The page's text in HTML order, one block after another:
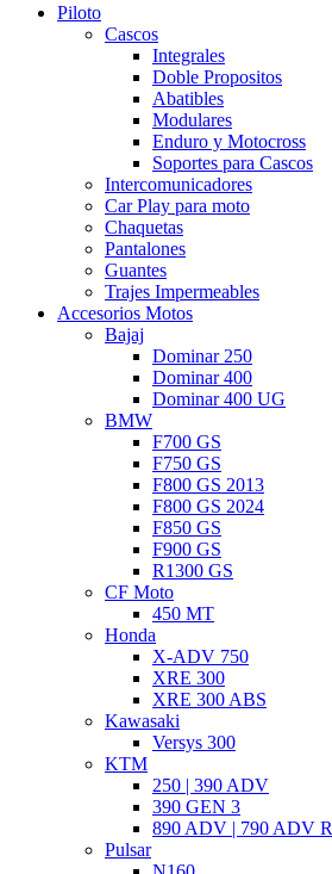
Piloto
Cascos
Integrales
Doble Propositos
Abatibles
Modulares
Enduro y Motocross
Soportes para Cascos
Intercomunicadores
Car Play para moto
Chaquetas
Pantalones
Guantes
Trajes Impermeables
Accesorios Motos
Bajaj
Dominar 250
Dominar 400
Dominar 400 UG
BMW
F700 GS
F750 GS
F800 GS 2013
F800 GS 2024
F850 GS
F900 GS
R1300 GS
CF Moto
450 MT
Honda
X-ADV 750
XRE 300
XRE 300 ABS
Kawasaki
Versys 300
KTM
250 | 390 ADV
390 GEN 3
890 ADV | 790 ADV R
Pulsar